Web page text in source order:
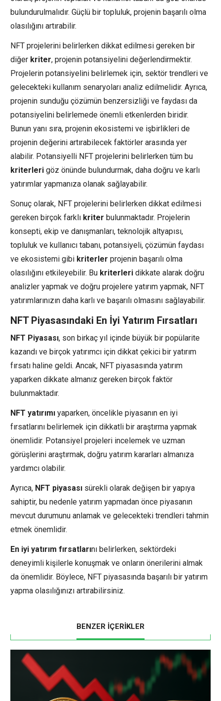
bulundurulmalıdır. Güçlü bir topluluk, projenin başarılı olma
olasılığını artırabilir.
NFT projelerini belirlerken dikkat edilmesi gereken bir
diğer kriter, projenin potansiyelini değerlendirmektir.
Projelerin potansiyelini belirlemek için, sektör trendleri ve
gelecekteki kullanım senaryoları analiz edilmelidir. Ayrıca,
projenin sunduğu çözümün benzersizliği ve faydası da
potansiyelini belirlemede önemli etkenlerden biridir.
Bunun yanı sıra, projenin ekosistemi ve işbirlikleri de
projenin değerini artırabilecek faktörler arasında yer
alabilir. Potansiyelli NFT projelerini belirlerken tüm bu
kriterleri göz önünde bulundurmak, daha doğru ve karlı
yatırımlar yapmanıza olanak sağlayabilir.
Sonuç olarak, NFT projelerini belirlerken dikkat edilmesi
gereken birçok farklı kriter bulunmaktadır. Projelerin
konsepti, ekip ve danışmanları, teknolojik altyapısı,
topluluk ve kullanıcı tabanı, potansiyeli, çözümün faydası
ve ekosistemi gibi kriterler projenin başarılı olma
olasılığını etkileyebilir. Bu kriterleri dikkate alarak doğru
analizler yapmak ve doğru projelere yatırım yapmak, NFT
yatırımlarınızın daha karlı ve başarılı olmasını sağlayabilir.
NFT Piyasasındaki En İyi Yatırım Fırsatları
NFT Piyasası, son birkaç yıl içinde büyük bir popülarite
kazandı ve birçok yatırımcı için dikkat çekici bir yatırım
fırsatı haline geldi. Ancak, NFT piyasasında yatırım
yaparken dikkate almanız gereken birçok faktör
bulunmaktadır.
NFT yatırımı yaparken, öncelikle piyasanın en iyi
fırsatlarını belirlemek için dikkatli bir araştırma yapmak
önemlidir. Potansiyel projeleri incelemek ve uzman
görüşlerini araştırmak, doğru yatırım kararları almanıza
yardımcı olabilir.
Ayrıca, NFT piyasası sürekli olarak değişen bir yapıya
sahiptir, bu nedenle yatırım yapmadan önce piyasanın
mevcut durumunu anlamak ve gelecekteki trendleri tahmin
etmek önemlidir.
En iyi yatırım fırsatlarını belirlerken, sektördeki
deneyimli kişilerle konuşmak ve onların önerilerini almak
da önemlidir. Böylece, NFT piyasasında başarılı bir yatırım
yapma olasılığınızı artırabilirsiniz.
BENZER İÇERİKLER